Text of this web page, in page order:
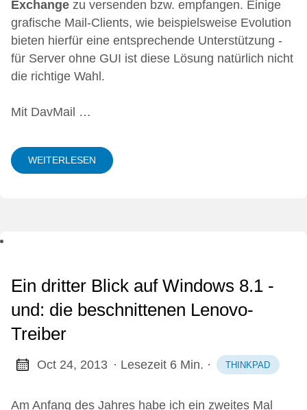
Exchange zu versenden bzw. empfangen. Einige
grafische Mail-Clients, wie beispielsweise Evolution
bieten hierfür eine entsprechende Unterstützung -
für Server ohne GUI ist diese Lösung natürlich nicht
die richtige Wahl.
Mit DavMail …
WEITERLESEN
Ein dritter Blick auf Windows 8.1 -
und: die beschnittenen Lenovo-
Treiber
Oct 24, 2013 · Lesezeit 6 Min. · THINKPAD
Am Anfang des Jahres habe ich ein zweites Mal